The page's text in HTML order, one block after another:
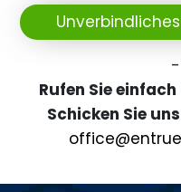
Rufen Sie einfach
Schicken Sie